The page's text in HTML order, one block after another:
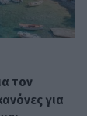
τον
για